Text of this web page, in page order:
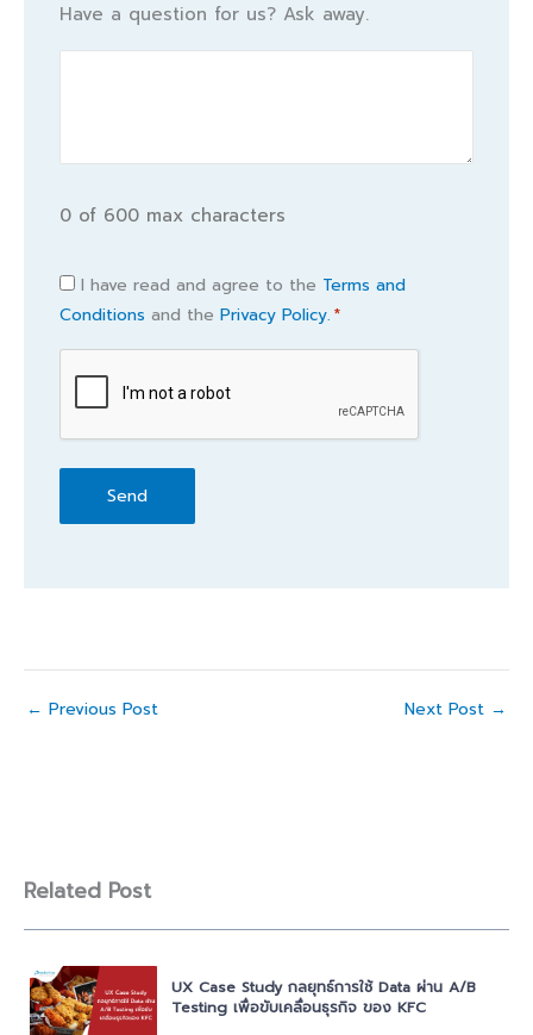
Have a question for us? Ask away.
0 of 600 max characters
Consent
*
I have read and agree to the Terms and
Conditions and the Privacy Policy. *
← Previous Post Next Post →
Related Post
UX Case Study กลยุทธ์การใช้ Data ผ่าน A/B
Testing เพื่อขับเคลื่อนธุรกิจ ของ KFC